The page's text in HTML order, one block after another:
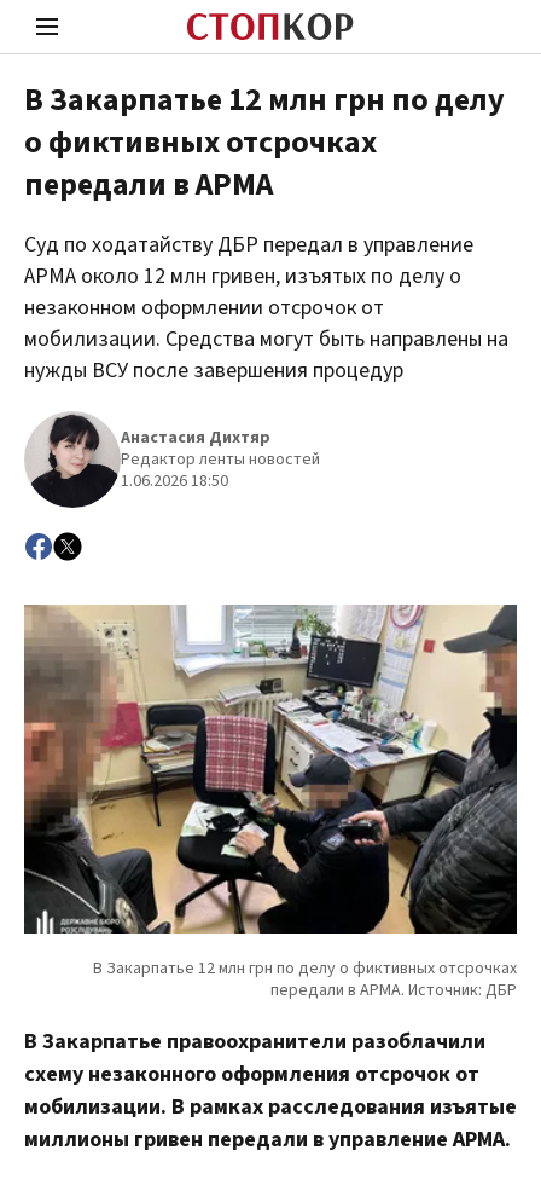
Стоп Политической Коррупции
Политика
В Закарпатье 12 млн грн по делу
о фиктивных отсрочках
передали в АРМА
Суд по ходатайству ДБР передал в управление
АРМА около 12 млн гривен, изъятых по делу о
незаконном оформлении отсрочок от
мобилизации. Средства могут быть направлены на
нужды ВСУ после завершения процедур
Анастасия Дихтяр
Редактор ленты новостей
1.06.2026 18:50
В Закарпатье правоохранители разоблачили
схему незаконного оформления отсрочок от
мобилизации. В рамках расследования изъятые
миллионы гривен передали в управление АРМА.